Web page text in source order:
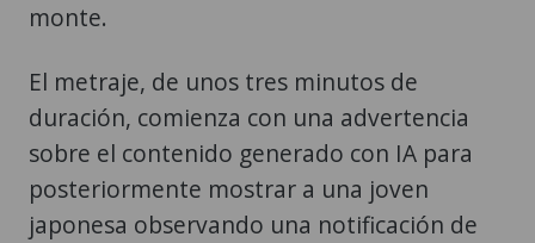
monte.
El metraje, de unos tres minutos de
duración, comienza con una advertencia
sobre el contenido generado con IA para
posteriormente mostrar a una joven
japonesa observando una notificación de